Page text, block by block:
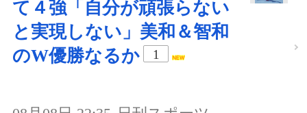
て４強「自分が頑張らない
と実現しない」美和＆智和
のW優勝なるか
1